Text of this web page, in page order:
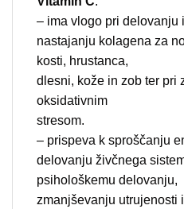
– ima vlogo pri delovanju
nastajanju kolagena za
kosti, hrustanca,
dlesni, kože in zob ter pri
oksidativnim
stresom.
– prispeva k sproščanju
delovanju živčnega
psihološkemu delovanju,
zmanjševanju utrujenosti